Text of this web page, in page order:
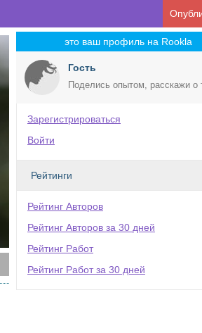
это ваш профиль на Rookla
Гость
Поделись опытом, расскажи о
Зарегистрироваться
Войти
Рейтинги
Рейтинг Авторов
Рейтинг Авторов за 30 дней
Рейтинг Работ
Рейтинг Работ за 30 дней